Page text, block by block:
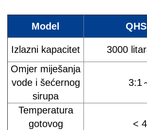
Model
Izlazni kapacitet
3000
Omjer miješanja
vode i šećernog
sirupa
3:1
Temperatura
gotovog
<